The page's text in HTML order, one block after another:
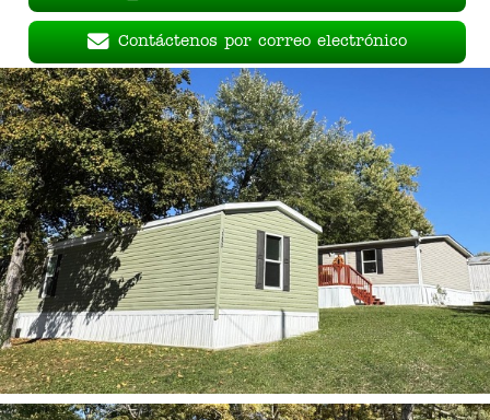
Contáctenos por correo electrónico